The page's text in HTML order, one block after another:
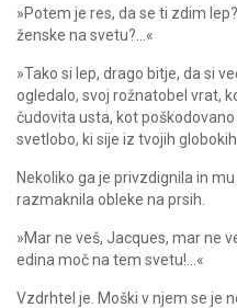
»Potem je res, da se ti zdim
ženske na svetu?…«
»Tako si lep, drago bitje, da si
ogledalo, svoj rožnatobel vrat,
čudovita usta, kot
svetlobo, ki sije iz tvojih
Nekoliko ga je privzdignila in
razmaknila obleke na prsih.
»Mar ne veš, Jacques, mar ne
edina moč na tem svetu!…«
Vzdrhtel je. Moški v njem se je